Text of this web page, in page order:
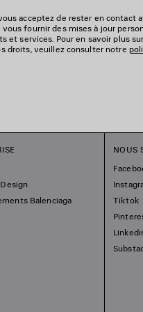
acceptez de rester en contact
fournir des mises à jour
et services. Pour en savoir plus
droits, veuillez consulter notre
Balenciaga
NOUS
Tiktok